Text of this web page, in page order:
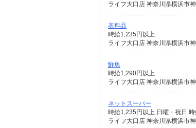
ライフ大口店 神奈川県横浜市
衣料品
時給1,235円以上
ライフ大口店 神奈川県横浜市
鮮魚
時給1,290円以上
ライフ大口店 神奈川県横浜市
ネットスーパー
時給1,235円以上 日曜・祝日
ライフ大口店 神奈川県横浜市